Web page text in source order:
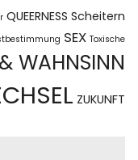
QUEERNESS Scheitern
SEX Toxische
WAHNSINN
ZUKUNFT